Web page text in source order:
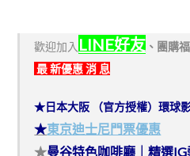
歡迎加入 LINE好友 、 團購
最 新優惠 消 息
★日本大阪 （官方授權）環球
★東京迪士尼門票優惠
★曼谷特色咖啡廳｜精選